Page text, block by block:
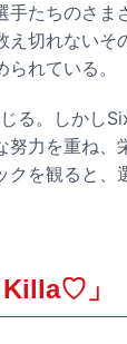
たちのさ
切れない
れている。
る。しかし
努力を重ね
を観ると
」